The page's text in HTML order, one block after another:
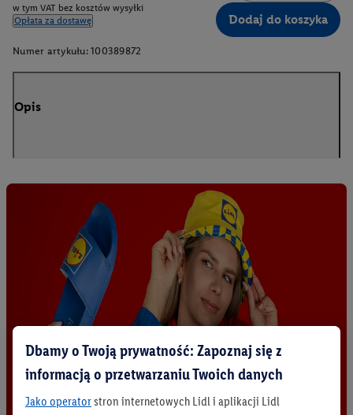
w tym VAT bez kosztów wysyłki
Opłata za dostawę
Dodaj do koszyka
Numer artykułu: 100389872
Opis
Dbamy o Twoją prywatność: Zapoznaj się z
informacją o przetwarzaniu Twoich danych
Jako operatorstron internetowych Lidl i aplikacji Lidl